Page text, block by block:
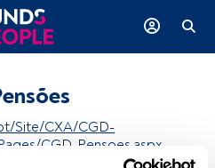
Site/CXA/CGD-
CGD-Pensoes.aspx